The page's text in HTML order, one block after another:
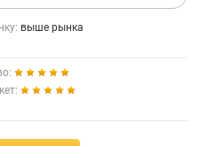
выше рынка